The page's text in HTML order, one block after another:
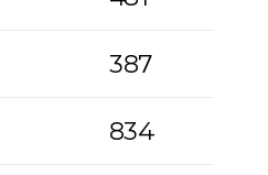
387
834